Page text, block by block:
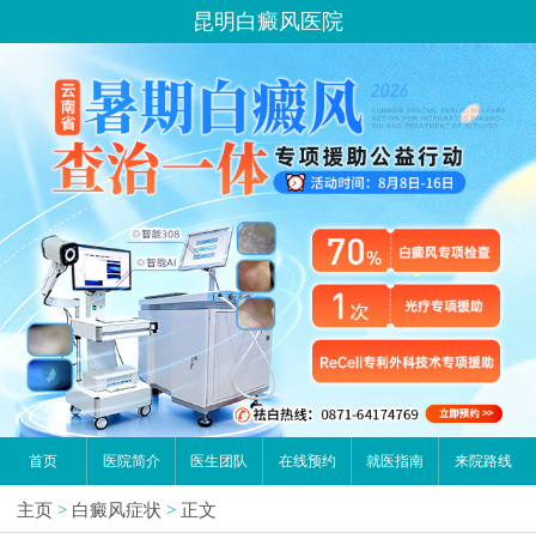
昆明白癜风医院
首页 医院简介 医生团队 在线预约 就医指南 来院路线
主页 > 白癜风症状 > 正文